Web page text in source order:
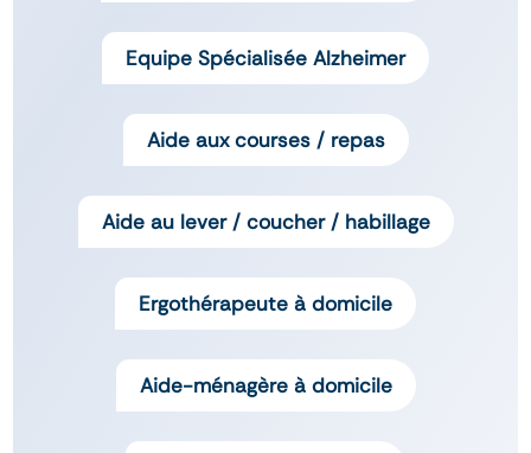
Equipe Spécialisée Alzheimer
Aide aux courses / repas
Aide au lever / coucher / habillage
Ergothérapeute à domicile
Aide-ménagère à domicile